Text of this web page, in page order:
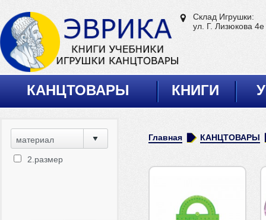
Склад Игрушки:
ул. Г. Лизюкова 4е
КАНЦТОВАРЫ КНИГИ
материал
2.размер
Главная КАНЦТОВАРЫ